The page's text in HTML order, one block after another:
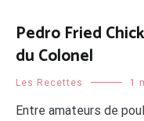
Pedro Fried
du Colonel
Les Recettes 1
Entre amateurs de